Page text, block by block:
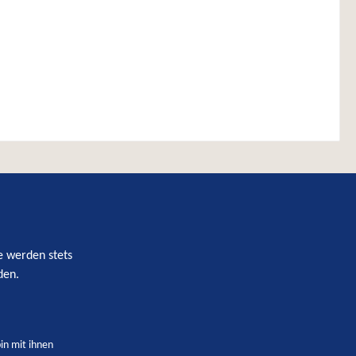
werden stets
mit ihnen